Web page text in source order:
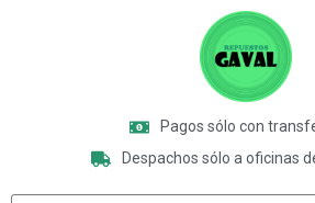
Pagos sólo con
Despachos sólo a oficinas